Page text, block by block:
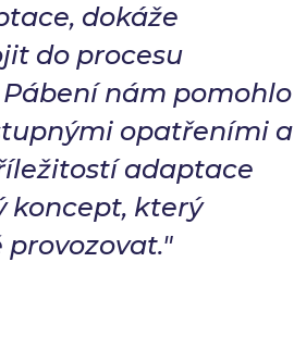
dokáže
do procesu
nám pomohlo
opatřeními a
adaptace
koncept, který